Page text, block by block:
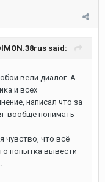
said:
вели диалог. А
и всех
написал что за
вообще понимать
чувство, что всё
попытка вывести